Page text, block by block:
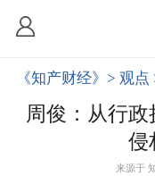
《知产财经》 > 观点
周俊：从行
侵
来源于